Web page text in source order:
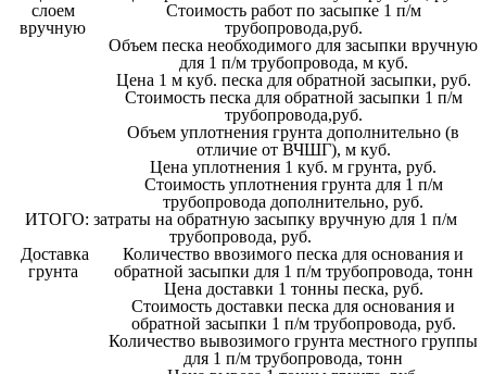
слоем
вручную
Стоимость работ по засыпке 1 п/м
трубопровода,руб.
Объем песка необходимого для засыпки вручную
для 1 п/м трубопровода, м куб.
Цена 1 м куб. песка для обратной засыпки, руб.
Стоимость песка для обратной засыпки 1 п/м
трубопровода,руб.
Объем уплотнения грунта дополнительно (в
отличие от ВЧШГ), м куб.
Цена уплотнения 1 куб. м грунта, руб.
Стоимость уплотнения грунта для 1 п/м
трубопровода дополнительно, руб.
ИТОГО: затраты на обратную засыпку вручную для 1 п/м
трубопровода, руб.
Доставка
грунта
Количество ввозимого песка для основания и
обратной засыпки для 1 п/м трубопровода, тонн
Цена доставки 1 тонны песка, руб.
Стоимость доставки песка для основания и
обратной засыпки 1 п/м трубопровода, руб.
Количество вывозимого грунта местного группы
для 1 п/м трубопровода, тонн